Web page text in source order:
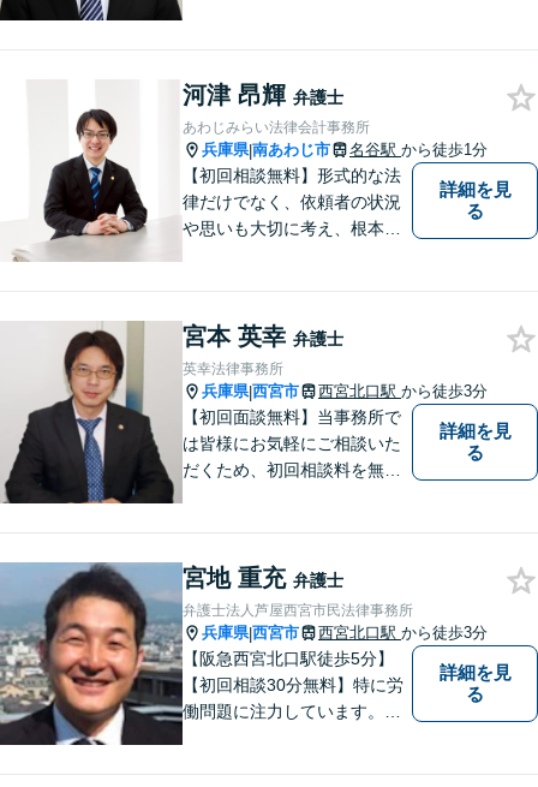
れず、尽力してまいります。
【メーカー法務経験あり】
河津 昂輝 弁護士
あわじみらい法律会計事務所
兵庫県|南あわじ市 名谷駅 から徒歩1分
【初回相談無料】形式的な法
律だけでなく、依頼者の状況
や思いも大切に考え、根本的
とりに合ったサポートを心が
けています。【夜間・休日相
談可能】【オンライン出張相
談可】
詳細を見
る
宮本 英幸 弁護士
英幸法律事務所
兵庫県|西宮市 西宮北口駅 から徒歩3分
【初回面談無料】当事務所で
は皆様にお気軽にご相談いた
だくため、初回相談料を無料
女問題／建築問題など、貴方
にとって最善の解決に向けて
尽力します。【当日／夜間対
応可】
詳細を見
る
宮地 重充 弁護士
弁護士法人芦屋西宮市民法律事務所
兵庫県|西宮市 西宮北口駅 から徒歩3分
【阪急西宮北口駅徒歩5分】
【初回相談30分無料】特に労
働問題に注力しています。残
詳細を見
る